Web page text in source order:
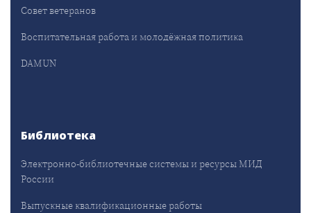
Совет ветеранов
Воспитательная работа и молодёжная политика
DAMUN
Библиотека
Электронно-библиотечные системы и ресурсы МИД
России
Выпускные квалификационные работы